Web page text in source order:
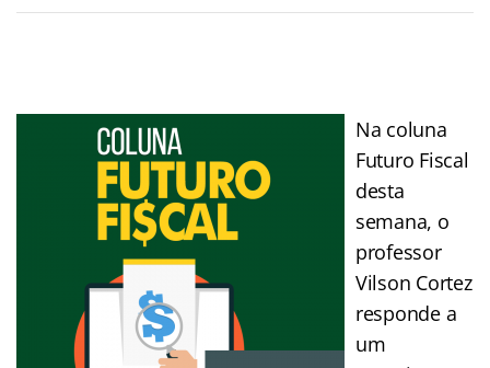
Na coluna
Futuro Fiscal
desta
semana, o
professor
Vilson Cortez
responde a
um